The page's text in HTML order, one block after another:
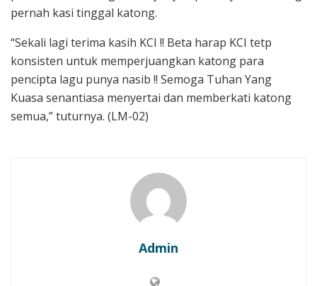
pernah kasi tinggal katong.
“Sekali lagi terima kasih KCI !! Beta harap KCI tetp
konsisten untuk memperjuangkan katong para
pencipta lagu punya nasib !! Semoga Tuhan Yang
Kuasa senantiasa menyertai dan memberkati katong
semua,” tuturnya. (LM-02)
Admin